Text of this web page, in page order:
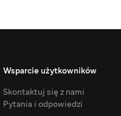
Wsparcie użytkowników
Skontaktuj się z nami
Pytania i odpowiedzi